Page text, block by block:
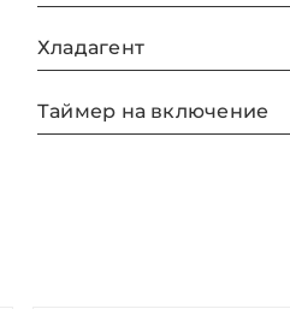
Хладагент
Таймер на включение